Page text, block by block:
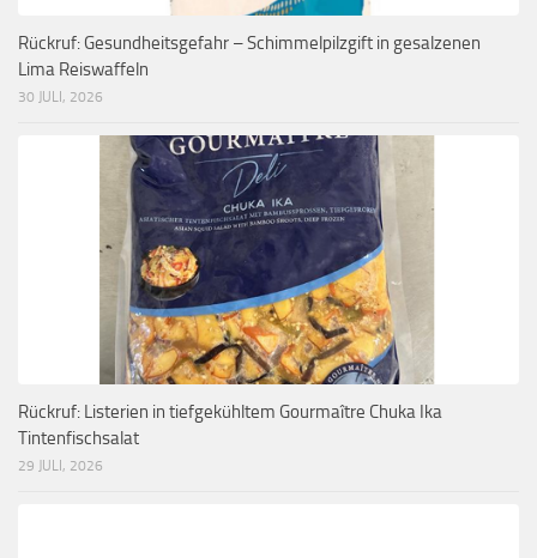
Rückruf: Gesundheitsgefahr – Schimmelpilzgift in gesalzenen
Lima Reiswaffeln
30 JULI, 2026
Rückruf: Listerien in tiefgekühltem Gourmaître Chuka Ika
Tintenfischsalat
29 JULI, 2026